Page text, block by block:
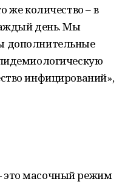
же количество – в
день. Мы
дополнительные
инфицирований»,
масочный режим